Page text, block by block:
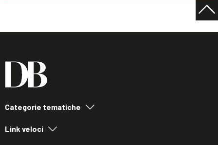
Categorie tematiche
Link veloci